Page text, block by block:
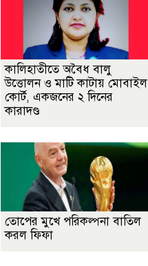
কালিহাতীতে অবৈধ বালু
উত্তোলন ও মাটি কাটায় মোবাইল
কোর্ট, একজনের ২ দিনের
কারাদণ্ড
তোপের মুখে পরিকল্পনা বাতিল
করল ফিফা